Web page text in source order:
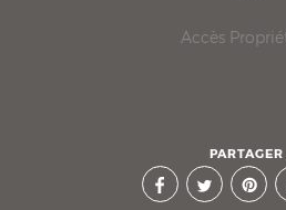
Accès